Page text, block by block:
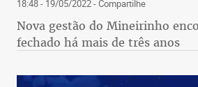
18:48 - 19/05/2022- Compartilhe
Nova gestão do Mineirinho
fechado há mais de três anos